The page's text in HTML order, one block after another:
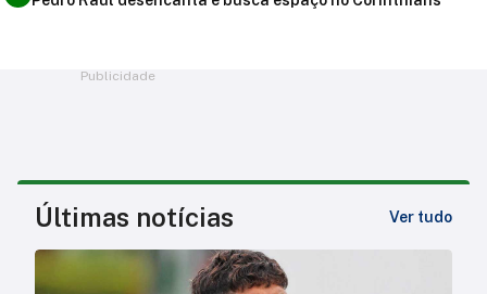
Publicidade
Últimas notícias Ver tudo